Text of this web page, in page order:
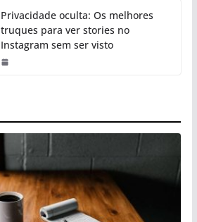
Privacidade oculta: Os melhores
truques para ver stories no
Instagram sem ser visto